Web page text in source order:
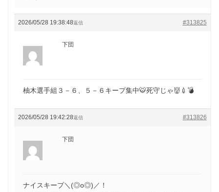
2026/05/28 19:38:48 #313825
返信
下団
柚木選手組３－６、５－６キープ集中🐯死守じゃ👹💉💣
2026/05/28 19:42:28 #313826
返信
下団
ナイスキープ＼(◎o◎)／！